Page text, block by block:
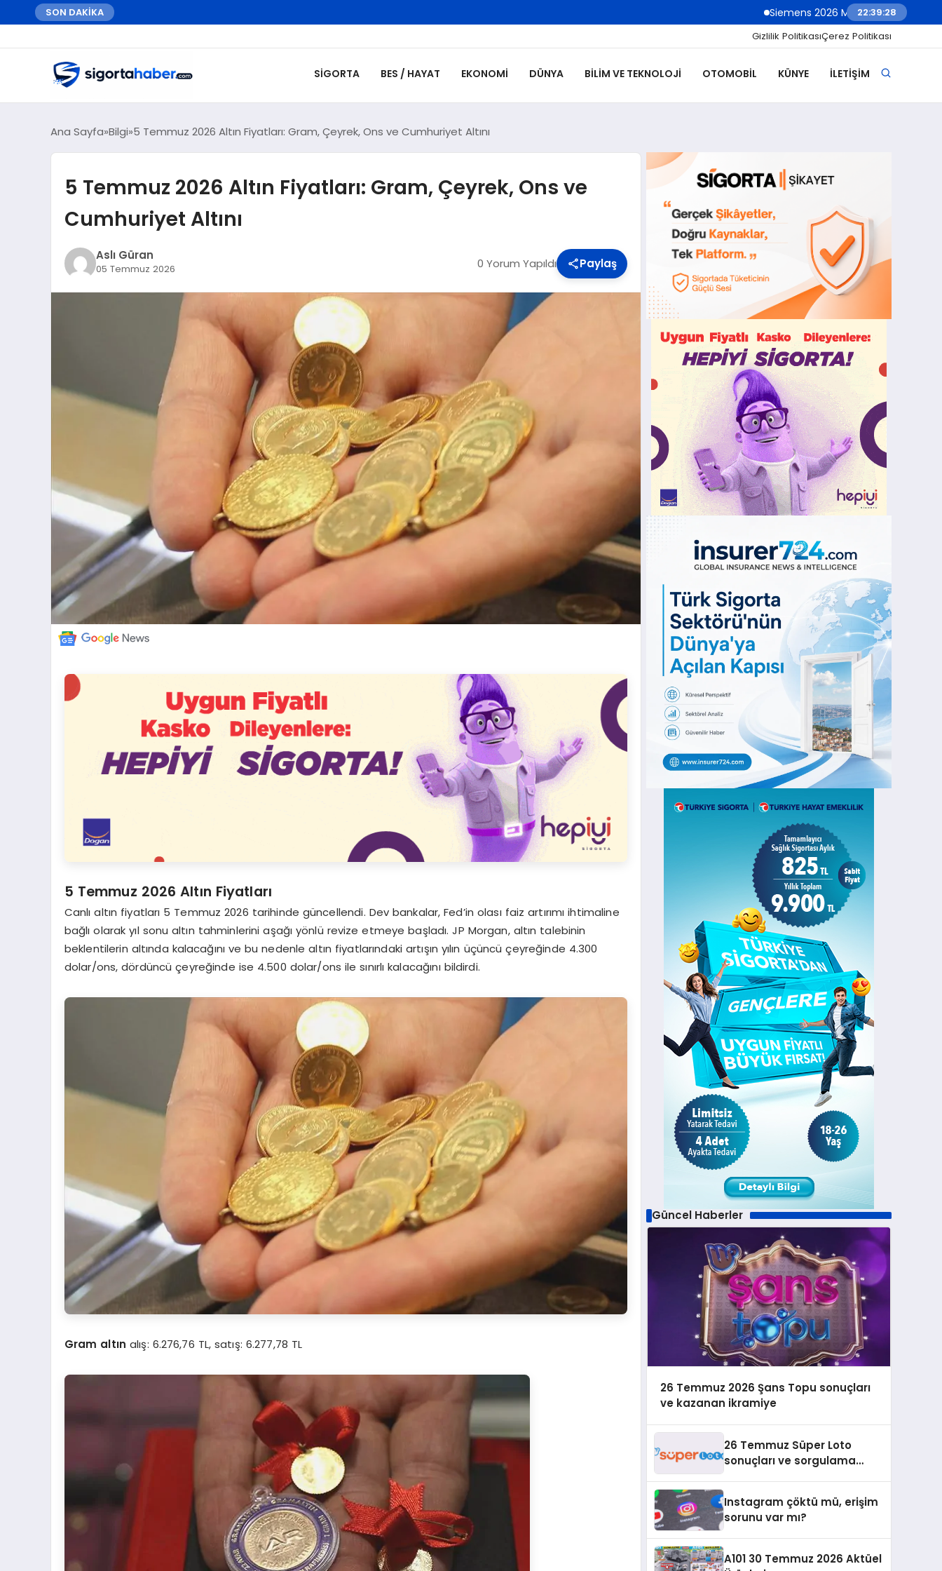
SON DAKİKA Siemens 2026 Mali Yılı Üçüncü Çeyreğinde Rekor
22:39:30
Gizlilik PolitikasıÇerez Politikası
SIGORTA BES / HAYAT EKONOMI DÜNYA BILIM VE TEKNOLOJI OTOMOBIL KÜNYE İLETIŞIM
Ana Sayfa Bilgi 5 Temmuz 2026 Altın Fiyatları: Gram, Çeyrek, Ons ve Cumhuriyet Altını
5 Temmuz 2026 Altın Fiyatları: Gram, Çeyrek, Ons ve
Cumhuriyet Altını
Aslı Güran
05 Temmuz 2026 0 Yorum Yapıldı Paylaş
5 Temmuz 2026 Altın Fiyatları
Canlı altın fiyatları 5 Temmuz 2026 tarihinde güncellendi. Dev bankalar, Fed’in olası faiz artırımı ihtimaline
bağlı olarak yıl sonu altın tahminlerini aşağı yönlü revize etmeye başladı. JP Morgan, altın talebinin
beklentilerin altında kalacağını ve bu nedenle altın fiyatlarındaki artışın yılın üçüncü çeyreğinde 4.300
dolar/ons, dördüncü çeyreğinde ise 4.500 dolar/ons ile sınırlı kalacağını bildirdi.
Gram altın alış: 6.276,76 TL, satış: 6.277,78 TL
Güncel Haberler
26 Temmuz 2026 Şans Topu sonuçları
ve kazanan ikramiye
26 Temmuz Süper Loto
sonuçları ve sorgulama
Instagram çöktü mü, erişim
sorunu var mı?
A101 30 Temmuz 2026 Aktüel